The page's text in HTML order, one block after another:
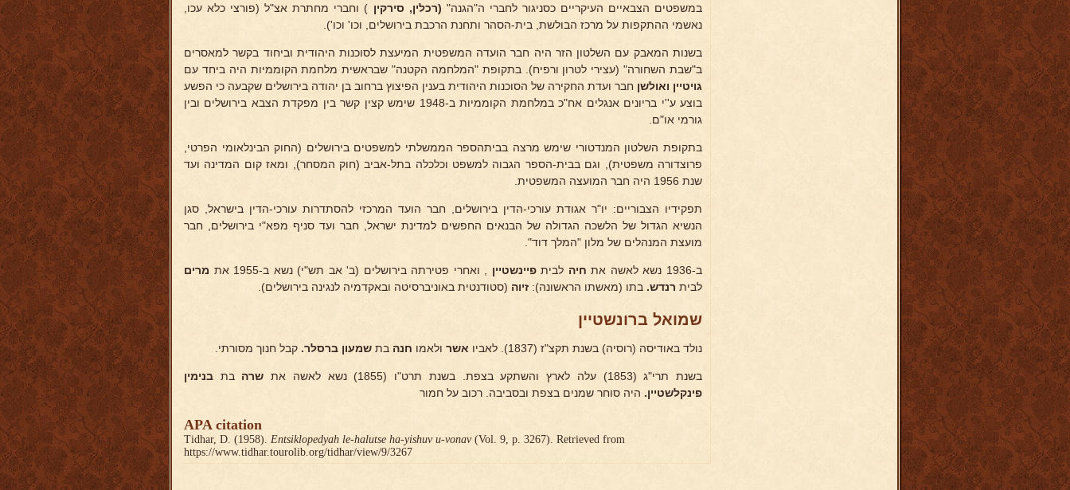
במשפטים הצבאיים העיקריים כסניגור לחברי ה"הגנה" (רכלין, סירקין ) וחברי מחתרת אצ"ל (פורצי כלא עכו,
נאשמי ההתקפות על מרכז הבולשת, בית-הסהר ותחנת הרכבת בירושלים, וכו' וכו').
בשנות המאבק עם השלטון הזר היה חבר הועדה המשפטית המיעצת לסוכנות היהודית וביחוד בקשר למאסרים
ב"שבת השחורה" (עצירי לטרון ורפיח). בתקופת "המלחמה הקטנה" שבראשית מלחמת הקוממיות היה ביחד עם
גויטיין ואולשן חבר ועדת החקירה של הסוכנות היהודית בענין הפיצוץ ברחוב בן יהודה בירושלים שקבעה כי הפשע
בוצע ע''י בריונים אנגלים אח"כ במלחמת הקוממיות ב-1948 שימש קצין קשר בין מפקדת הצבא בירושלים ובין
גורמי או"ם.
בתקופת השלטון המנדטורי שימש מרצה בביתהספר הממשלתי למשפטים בירושלים (החוק הבינלאומי הפרטי,
פרוצדורה משפטית), וגם בבית-הספר הגבוה למשפט וכלכלה בתל-אביב (חוק המסחר), ומאז קום המדינה ועד
שנת 1956 היה חבר המועצה המשפטית.
תפקידיו הצבוריים: יו"ר אגודת עורכי-הדין בירושלים, חבר הועד המרכזי להסתדרות עורכי-הדין בישראל, סגן
הנשיא הגדול של הלשכה הגדולה של הבנאים החפשים למדינת ישראל, חבר ועד סניף מפא"י בירושלים, חבר
מועצת המנהלים של מלון "המלך דוד".
ב-1936 נשא לאשה את חיה לביתפיינשטיין , ואחרי פטירתה בירושלים (ב' אב תש"י) נשא ב-1955 את
מרים
לבית רנדש. בתו (מאשתו הראשונה): זיוה (סטודנטית באוניברסיטה ובאקדמיה לנגינה בירושלים).
שמואל ברונשטיין
נולד באודיסה (רוסיה) בשנת תקצ"ז (1837). לאביו אשר ולאמו חנה בת שמעון ברסלר. קבל חנוך מסורתי.
בשנת תרי"ג (1853) עלה לארץ והשתקע בצפת. בשנת תרט"ו (1855) נשא לאשה את שרה בת בנימין
פינקלשטיין. היה סוחר שמנים בצפת ובסביבה. רכוב על חמור
APA citation
Tidhar, D. (1958). Entsiklopedyah le-halutse ha-yishuv u-vonav(Vol. 9, p. 3267). Retrieved from
https://www.tidhar.tourolib.org/tidhar/view/9/3267